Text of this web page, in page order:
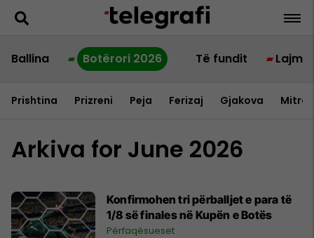
Ballina Botërori 2026 Të fundit Lajme
Prishtina Prizreni Peja Ferizaj Gjakova
Arkiva for June 2026
Konfirmohen tri përballjet e para të
1/8 së finales në Kupën e Botës
Përfaqësueset